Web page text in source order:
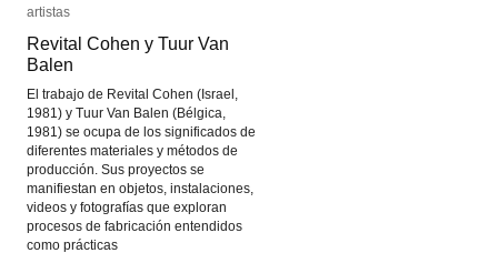
artistas
Revital Cohen y Tuur Van
Balen
El trabajo de Revital Cohen (Israel,
1981) y Tuur Van Balen (Bélgica,
1981) se ocupa de los significados de
diferentes materiales y métodos de
producción. Sus proyectos se
manifiestan en objetos, instalaciones,
videos y fotografías que exploran
procesos de fabricación entendidos
como prácticas
artistas
Revital Cohen y Tuur Van
Balen